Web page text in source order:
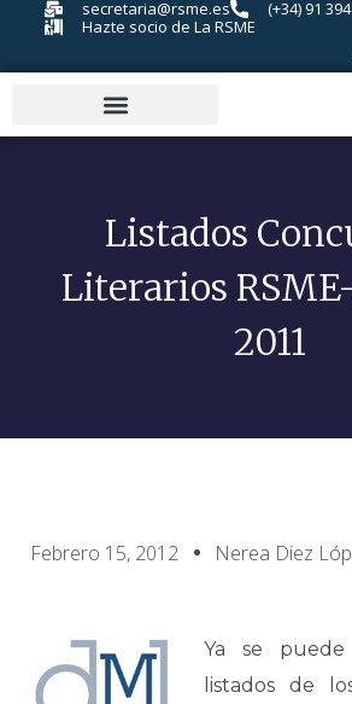
secretaria@rsme.es
(+34) 91
Hazte socio de La RSME
Listados
Literarios
2011
Febrero 15, 2012 Nerea Diez
Ya se
listados de